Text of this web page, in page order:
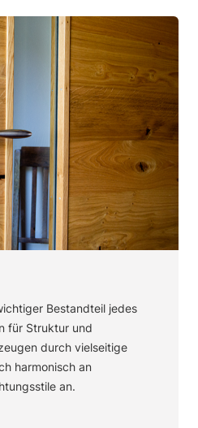
Bestandteil jedes
für Struktur und
durch vielseitige
harmonisch an
an.